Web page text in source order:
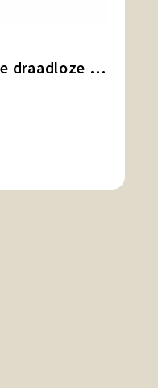
CURVY BAM - Bamboe draadloze muis